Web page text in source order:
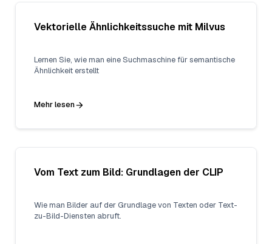
Vektorielle Ähnlichkeitssuche mit Milvus
Lernen Sie, wie man eine Suchmaschine für semantische
Ähnlichkeit erstellt
Mehr lesen
Vom Text zum Bild: Grundlagen der CLIP
Wie man Bilder auf der Grundlage von Texten oder Text-
zu-Bild-Diensten abruft.